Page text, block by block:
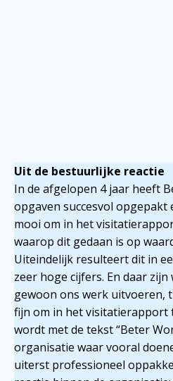
Uit de bestuurlijke reactie
In de afgelopen 4 jaar heeft
opgaven succesvol
mooi om in het
waarop dit gedaan is op
Uiteindelijk resulteert dit in
zeer hoge cijfers. En daar zijn
gewoon ons werk uitvoeren,
fijn om in het visitatierapport
wordt met de tekst “Beter
organisatie waar vooral
uiterst professioneel